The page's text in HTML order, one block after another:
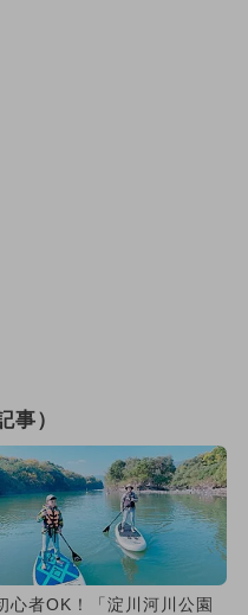
事）
心者OK！「淀川河川公園